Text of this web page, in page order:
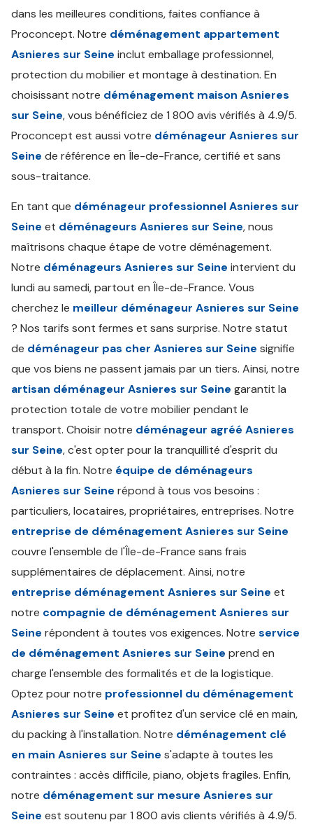
dans les meilleures conditions, faites confiance à
Proconcept. Notre déménagement appartement
Asnieres sur Seine inclut emballage professionnel,
protection du mobilier et montage à destination. En
choisissant notre déménagement maison Asnieres
sur Seine, vous bénéficiez de 1 800 avis vérifiés à 4.9/5.
Proconcept est aussi votre déménageur Asnieres sur
Seine de référence en Île-de-France, certifié et sans
sous-traitance.
En tant que déménageur professionnel Asnieres sur
Seine et déménageurs Asnieres sur Seine, nous
maîtrisons chaque étape de votre déménagement.
Notre déménageurs Asnieres sur Seine intervient du
lundi au samedi, partout en Île-de-France. Vous
cherchez le meilleur déménageur Asnieres sur Seine
? Nos tarifs sont fermes et sans surprise. Notre statut
de déménageur pas cher Asnieres sur Seine signifie
que vos biens ne passent jamais par un tiers. Ainsi, notre
artisan déménageur Asnieres sur Seine garantit la
protection totale de votre mobilier pendant le
transport. Choisir notre déménageur agréé Asnieres
sur Seine, c'est opter pour la tranquillité d'esprit du
début à la fin. Notre équipe de déménageurs
Asnieres sur Seine répond à tous vos besoins :
particuliers, locataires, propriétaires, entreprises. Notre
entreprise de déménagement Asnieres sur Seine
couvre l'ensemble de l'Île-de-France sans frais
supplémentaires de déplacement. Ainsi, notre
entreprise déménagement Asnieres sur Seine et
notre compagnie de déménagement Asnieres sur
Seine répondent à toutes vos exigences. Notre service
de déménagement Asnieres sur Seine prend en
charge l'ensemble des formalités et de la logistique.
Optez pour notre professionnel du déménagement
Asnieres sur Seine et profitez d'un service clé en main,
du packing à l'installation. Notre déménagement clé
en main Asnieres sur Seine s'adapte à toutes les
contraintes : accès difficile, piano, objets fragiles. Enfin,
notre déménagement sur mesure Asnieres sur
Seine est soutenu par 1 800 avis clients vérifiés à 4.9/5.